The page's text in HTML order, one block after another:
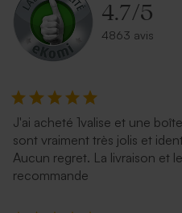
4.7/5
4863 avis
J'ai acheté 1valise et une
sont vraiment très jolis et
Aucun regret. La livraison et
recommande